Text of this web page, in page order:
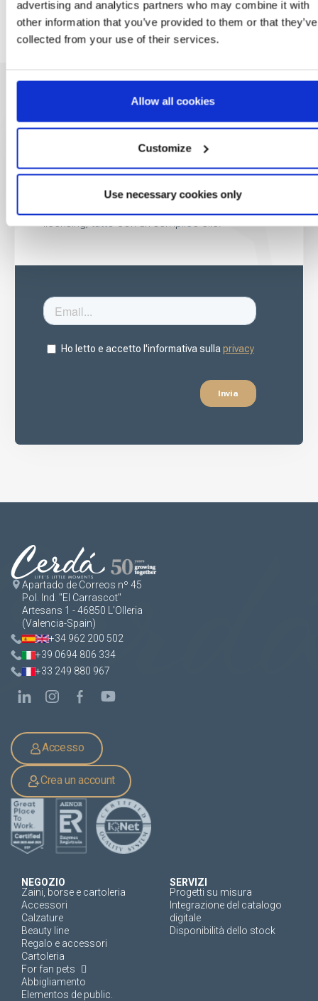
advertising and analytics partners who may combine it with
other information that you’ve provided to them or that they’ve
collected from your use of their services.
Allow all cookies
Customize
Use necessary cookies only
Sii il primo a
saperlo
licensing, tutto con un semplice clic.
Apartado de Correos nº 45
Pol. Ind. "El Carrascot"
Artesans 1 - 46850 L'Olleria
(Valencia-Spain)
+34 962 200 502
+39 0694 806 334
+33 249 880 967
Accesso
Crea un account
NEGOZIO
Zaini, borse e cartoleria
Accessori
Calzature
Beauty line
Regalo e accessori
Cartoleria
For fan pets
Abbigliamento
Elementos de public.
SERVIZI
Progetti su misura
Integrazione del catalogo
digitale
Disponibilità dello stock